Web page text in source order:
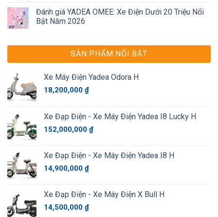
Đánh giá YADEA OMEE: Xe Điện Dưới 20 Triệu Nổi
Bật Năm 2026
SẢN PHẨM NỔI BẬT
Xe Máy Điện Yadea Odora H
18,200,000 ₫
Xe Đạp Điện - Xe Máy Điện Yadea I8 Lucky H
152,000,000 ₫
Xe Đạp Điện - Xe Máy Điện Yadea I8 H
14,900,000 ₫
Xe Đạp Điện - Xe Máy Điện X Bull H
14,500,000 ₫